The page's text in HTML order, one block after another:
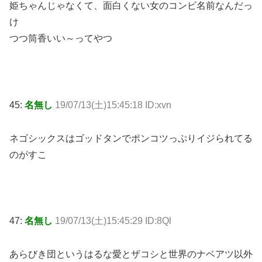
姫ちゃんじゃなくて、面白くない女のコンビ名前なんだっ
け
つつ筒香いい～ってやつ
45: 名無し 19/07/13(土)15:45:18 ID:xvn
ネゴシックスはゴッドタンでポンコツっぷりイジられてる
のがすこ
47: 名無し 19/07/13(土)15:45:29 ID:8Ql
あらびき団というはるな愛とザコシと世界のナベアツ以外